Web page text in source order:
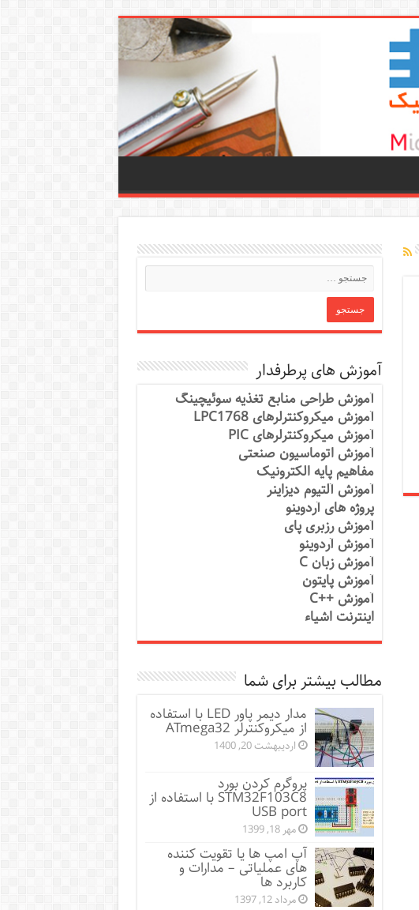
آموزش های پرطرفدار
آموزش طراحی منابع تغذیه سوئیچینگ
آموزش میکروکنترلرهای LPC1768
آموزش میکروکنترلرهای PIC
آموزش اتوماسیون صنعتی
مفاهیم پایه الکترونیک
آموزش آلتیوم دیزاینر
پروژه های آردوینو
آموزش رزبری پای
آموزش آردوینو
آموزش زبان C
آموزش پایتون
آموزش ++C
اینترنت اشیاء
مطالب بیشتر برای شما
مدار دیمر پاور LED با استفاده
از میکروکنترلر ATmega32
اردیبهشت 20, 1400
پروگرم کردن بورد
STM32F103C8 با استفاده از
USB port
مهر 18, 1399
آپ امپ ها یا تقویت کننده
های عملیاتی – مدارات و
کاربرد ها
مرداد 12, 1397